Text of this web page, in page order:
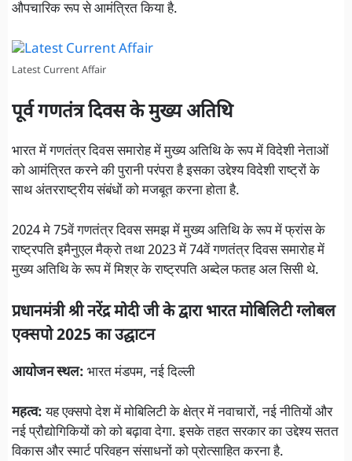
औपचारिक रूप से आमंत्रित किया है.
Latest Current Affair
पूर्व गणतंत्र दिवस के मुख्य अतिथि
भारत में गणतंत्र दिवस समारोह में मुख्य अतिथि के रूप में विदेशी नेताओं
को आमंत्रित करने की पुरानी परंपरा है इसका उद्देश्य विदेशी राष्ट्रों के
साथ अंतरराष्ट्रीय संबंधों को मजबूत करना होता है.
2024 मे 75वें गणतंत्र दिवस समझ में मुख्य अतिथि के रूप में फ्रांस के
राष्ट्रपति इमैनुएल मैक्रो तथा 2023 में 74वें गणतंत्र दिवस समारोह में
मुख्य अतिथि के रूप में मिश्र के राष्ट्रपति अब्देल फतह अल सिसी थे.
प्रधानमंत्री श्री नरेंद्र मोदी जी के द्वारा भारत मोबिलिटी ग्लोबल
एक्सपो 2025 का उद्घाटन
आयोजन स्थल: भारत मंडपम, नई दिल्ली
महत्व:यह एक्सपो देश में मोबिलिटी के क्षेत्र में नवाचारों, नई नीतियों और
नई प्रौद्योगिकियों को को बढ़ावा देगा. इसके तहत सरकार का उद्देश्य सतत
विकास और स्मार्ट परिवहन संसाधनों को प्रोत्साहित करना है.